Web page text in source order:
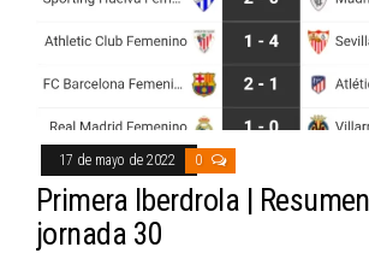
17 de mayo de 2022 0
Primera Iberdrola |
jornada 30